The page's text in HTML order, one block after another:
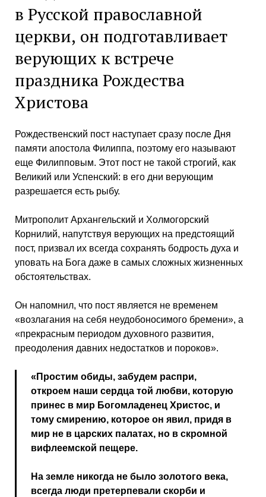
в Русской православной
церкви, он подготавливает
верующих к встрече
праздника Рождества
Христова
Рождественский пост наступает сразу после Дня
памяти апостола Филиппа, поэтому его называют
еще Филипповым. Этот пост не такой строгий, как
Великий или Успенский: в его дни верующим
разрешается есть рыбу.
Митрополит Архангельский и Холмогорский
Корнилий, напутствуя верующих на предстоящий
пост, призвал их всегда сохранять бодрость духа и
уповать на Бога даже в самых сложных жизненных
обстоятельствах.
Он напомнил, что пост является не временем
«возлагания на себя неудобоносимого бремени», а
«прекрасным периодом духовного развития,
преодоления давних недостатков и пороков».
«Простим обиды, забудем распри,
откроем наши сердца той любви, которую
принес в мир Богомладенец Христос, и
тому смирению, которое он явил, придя в
мир не в царских палатах, но в скромной
вифлеемской пещере.
На земле никогда не было золотого века,
всегда люди претерпевали скорби и